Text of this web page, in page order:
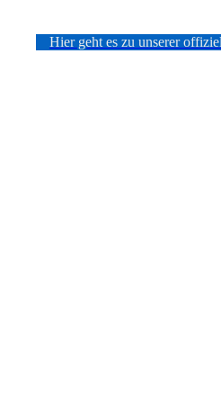
Hier geht es zu unserer